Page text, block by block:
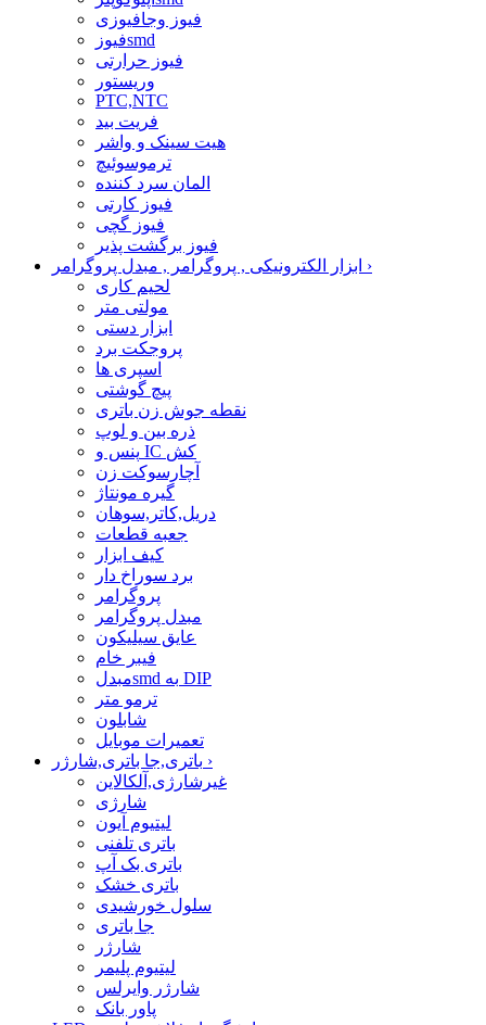
فیوز وجافیوزی
فیوزsmd
فیوز حرارتی
وریستور
PTC,NTC
فریت بید
هیت سینک و واشر
ترموسوئیچ
المان سرد کننده
فیوز کارتی
فیوز گچی
فیوز برگشت پذیر
›
لحیم کاری
مولتی متر
ابزار دستی
پروجکت برد
اسپری ها
پیچ گوشتی
نقطه جوش زن باتری
ذره بین و لوپ
پنس و IC کش
آچارسوکت زن
گیره مونتاژ
دریل,کاتر,سوهان
جعبه قطعات
کیف ابزار
برد سوراخ دار
پروگرامر
مبدل پروگرامر
عایق سیلیکون
فیبر خام
مبدلsmd به DIP
ترمو متر
شابلون
تعمیرات موبایل
›
غیرشارژی,آلکالاین
شارژی
لیتیوم آیون
باتری تلفنی
باتری بک آپ
باتری خشک
سلول خورشیدی
جا باتری
شارژر
لیتیوم پلیمر
شارژر وایرلس
پاور بانک